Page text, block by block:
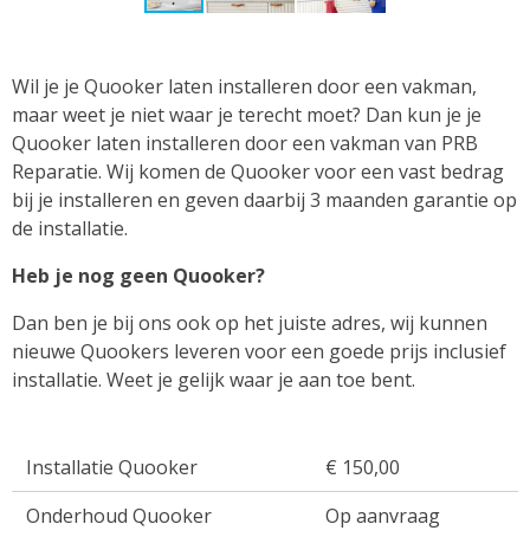
Wil je je Quooker laten installeren door een vakman,
maar weet je niet waar je terecht moet? Dan kun je je
Quooker laten installeren door een vakman van PRB
Reparatie. Wij komen de Quooker voor een vast bedrag
bij je installeren en geven daarbij 3 maanden garantie op
de installatie.
Heb je nog geen Quooker?
Dan ben je bij ons ook op het juiste adres, wij kunnen
nieuwe Quookers leveren voor een goede prijs inclusief
installatie. Weet je gelijk waar je aan toe bent.
Installatie Quooker
€ 150,00
Onderhoud Quooker
Op aanvraag